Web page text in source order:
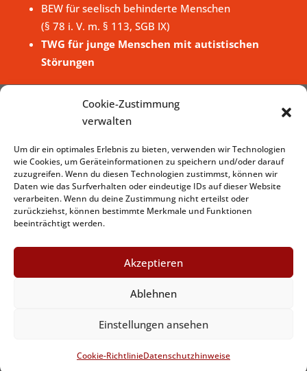
Cookie-Zustimmung
verwalten
Um dir ein optimales Erlebnis zu bieten, verwenden wir Technologien
wie Cookies, um Geräteinformationen zu speichern und/oder darauf
zuzugreifen. Wenn du diesen Technologien zustimmst, können wir
Daten wie das Surfverhalten oder eindeutige IDs auf dieser Website
verarbeiten. Wenn du deine Zustimmung nicht erteilst oder
zurückziehst, können bestimmte Merkmale und Funktionen
beeinträchtigt werden.
Akzeptieren
Ablehnen
Einstellungen ansehen
Cookie-RichtlinieDatenschutzhinweise
BEW für seelisch behinderte Menschen
(§ 78 i. V. m. § 113, SGB IX)
TWG für junge Menschen mit autistischen
Störungen
Impressum– Datenschutzhinweise